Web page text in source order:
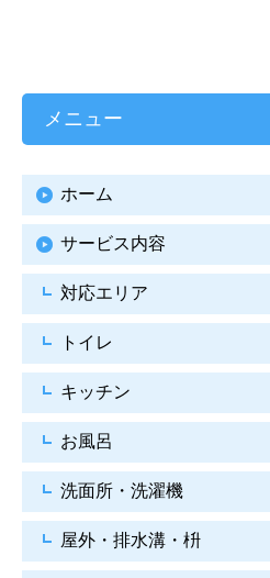
メニュー
ホーム
サービス内容
対応エリア
トイレ
キッチン
お風呂
洗面所・洗濯機
屋外・排水溝・枡